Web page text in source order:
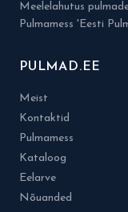
Meelelahutus
Pulmamess 'Eesti
PULMAD.EE
Meist
Kontaktid
Pulmamess
Kataloog
Eelarve
Nõuanded